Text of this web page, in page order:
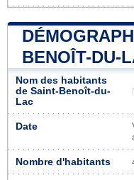
BENOÎT-DU-
Nom des habitants
de Saint-Benoît-du-
Lac
Date
Nombre d'habitants